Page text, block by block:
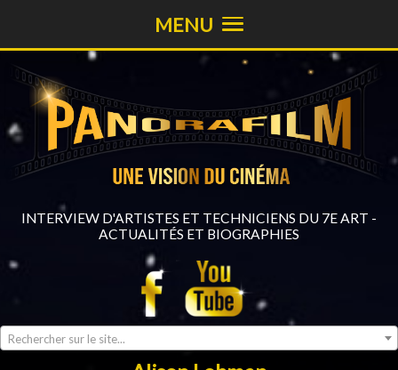
INTERVIEW D'ARTISTES ET TECHNICIENS DU 7E ART -
ACTUALITÉS ET BIOGRAPHIES
Rechercher sur le site...
MENU